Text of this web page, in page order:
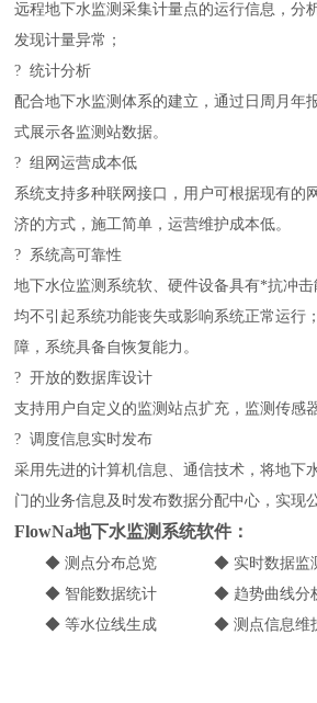
远程地下水监测采集计量点的运行信息，分
发现计量异常；
? 统计分析
配合地下水监测体系的建立，通过日周月年
式展示各监测站数据。
? 组网运营成本低
系统支持多种联网接口，用户可根据现有的
济的方式，施工简单，运营维护成本低。
? 系统高可靠性
地下水位监测系统软、硬件设备具有*抗冲击
均不引起系统功能丧失或影响系统正常运行
障，系统具备自恢复能力。
? 开放的数据库设计
支持用户自定义的监测站点扩充，监测传感
? 调度信息实时发布
采用先进的计算机信息、通信技术，将地下
门的业务信息及时发布数据分配中心，实现
FlowNa地下水监测系统软件：
◆ 测点分布总览 ◆ 实时数据监
◆ 智能数据统计 ◆ 趋势曲线分
◆ 等水位线生成 ◆ 测点信息维